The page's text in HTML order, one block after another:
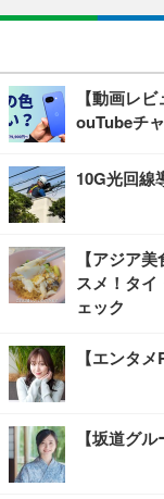
【動画レ
ouTubeチ
10G光回線
【アジア
スメ！タ
ェック
【エンタ
【坂道グ